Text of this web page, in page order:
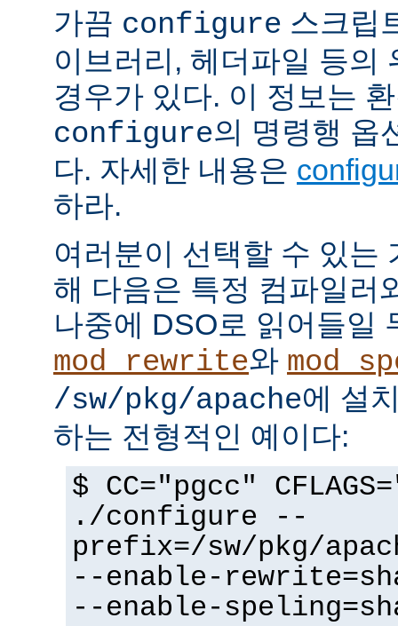
가끔 configure 스크립
이브러리, 헤더파일 등의
경우가 있다. 이 정보는
configure의 명령행 옵
다. 자세한 내용은
하라.
여러분이 선택할 수 있는
해 다음은 특정 컴파일러
나중에 DSO로 읽어들일
mod_rewrite와
/sw/pkg/apache에 설
하는 전형적인 예이다:
$ CC="pgcc"
./configure --
prefix=/sw/pkg/
--enable-
--enable-